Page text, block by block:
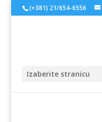
(+381) 21/654-6556
Izaberite stranicu